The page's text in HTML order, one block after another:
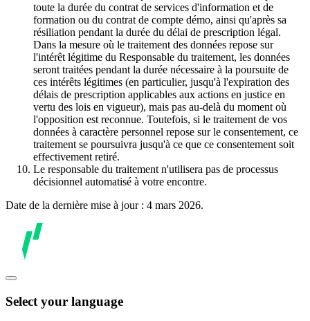
toute la durée du contrat de services d'information et de
formation ou du contrat de compte démo, ainsi qu'après sa
résiliation pendant la durée du délai de prescription légal.
Dans la mesure où le traitement des données repose sur
l'intérêt légitime du Responsable du traitement, les données
seront traitées pendant la durée nécessaire à la poursuite de
ces intérêts légitimes (en particulier, jusqu'à l'expiration des
délais de prescription applicables aux actions en justice en
vertu des lois en vigueur), mais pas au-delà du moment où
l'opposition est reconnue. Toutefois, si le traitement de vos
données à caractère personnel repose sur le consentement, ce
traitement se poursuivra jusqu'à ce que ce consentement soit
effectivement retiré.
Le responsable du traitement n'utilisera pas de processus
décisionnel automatisé à votre encontre.
Date de la dernière mise à jour : 4 mars 2026.
Select your language